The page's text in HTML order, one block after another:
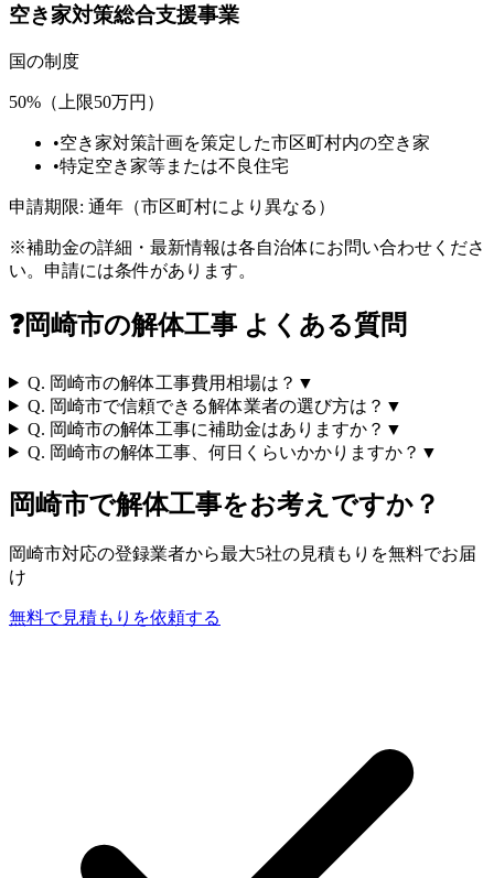
空き家対策総合支援事業
国の制度
50%（上限50万円）
•空き家対策計画を策定した市区町村内の空き家
•特定空き家等または不良住宅
申請期限: 通年（市区町村により異なる）
※補助金の詳細・最新情報は各自治体にお問い合わせくださ
い。申請には条件があります。
❓岡崎市の解体工事 よくある質問
Q. 岡崎市の解体工事費用相場は？ ▼
Q. 岡崎市で信頼できる解体業者の選び方は？ ▼
Q. 岡崎市の解体工事に補助金はありますか？ ▼
Q. 岡崎市の解体工事、何日くらいかかりますか？ ▼
岡崎市で解体工事をお考えですか？
岡崎市対応の登録業者から最大5社の見積もりを無料でお届
け
無料で見積もりを依頼する